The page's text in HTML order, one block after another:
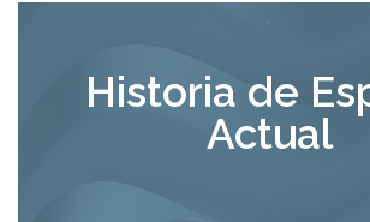
navegación
Historia de
Actual